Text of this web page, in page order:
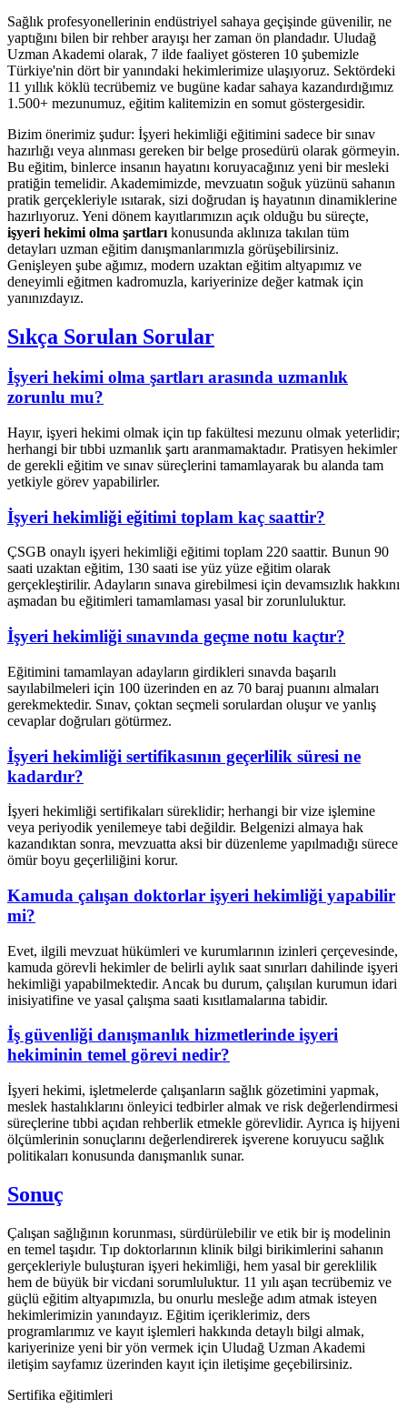
Sağlık profesyonellerinin endüstriyel sahaya geçişinde güvenilir, ne
yaptığını bilen bir rehber arayışı her zaman ön plandadır. Uludağ
Uzman Akademi olarak, 7 ilde faaliyet gösteren 10 şubemizle
Türkiye'nin dört bir yanındaki hekimlerimize ulaşıyoruz. Sektördeki
11 yıllık köklü tecrübemiz ve bugüne kadar sahaya kazandırdığımız
1.500+ mezunumuz, eğitim kalitemizin en somut göstergesidir.
Bizim önerimiz şudur: İşyeri hekimliği eğitimini sadece bir sınav
hazırlığı veya alınması gereken bir belge prosedürü olarak görmeyin.
Bu eğitim, binlerce insanın hayatını koruyacağınız yeni bir mesleki
pratiğin temelidir. Akademimizde, mevzuatın soğuk yüzünü sahanın
pratik gerçekleriyle ısıtarak, sizi doğrudan iş hayatının dinamiklerine
hazırlıyoruz. Yeni dönem kayıtlarımızın açık olduğu bu süreçte,
işyeri hekimi olma şartları konusunda aklınıza takılan tüm
detayları uzman eğitim danışmanlarımızla görüşebilirsiniz.
Genişleyen şube ağımız, modern uzaktan eğitim altyapımız ve
deneyimli eğitmen kadromuzla, kariyerinize değer katmak için
yanınızdayız.
Sıkça Sorulan Sorular
İşyeri hekimi olma şartları arasında uzmanlık
zorunlu mu?
Hayır, işyeri hekimi olmak için tıp fakültesi mezunu olmak yeterlidir;
herhangi bir tıbbi uzmanlık şartı aranmamaktadır. Pratisyen hekimler
de gerekli eğitim ve sınav süreçlerini tamamlayarak bu alanda tam
yetkiyle görev yapabilirler.
İşyeri hekimliği eğitimi toplam kaç saattir?
ÇSGB onaylı işyeri hekimliği eğitimi toplam 220 saattir. Bunun 90
saati uzaktan eğitim, 130 saati ise yüz yüze eğitim olarak
gerçekleştirilir. Adayların sınava girebilmesi için devamsızlık hakkını
aşmadan bu eğitimleri tamamlaması yasal bir zorunluluktur.
İşyeri hekimliği sınavında geçme notu kaçtır?
Eğitimini tamamlayan adayların girdikleri sınavda başarılı
sayılabilmeleri için 100 üzerinden en az 70 baraj puanını almaları
gerekmektedir. Sınav, çoktan seçmeli sorulardan oluşur ve yanlış
cevaplar doğruları götürmez.
İşyeri hekimliği sertifikasının geçerlilik süresi ne
kadardır?
İşyeri hekimliği sertifikaları süreklidir; herhangi bir vize işlemine
veya periyodik yenilemeye tabi değildir. Belgenizi almaya hak
kazandıktan sonra, mevzuatta aksi bir düzenleme yapılmadığı sürece
ömür boyu geçerliliğini korur.
Kamuda çalışan doktorlar işyeri hekimliği yapabilir
mi?
Evet, ilgili mevzuat hükümleri ve kurumlarının izinleri çerçevesinde,
kamuda görevli hekimler de belirli aylık saat sınırları dahilinde işyeri
hekimliği yapabilmektedir. Ancak bu durum, çalışılan kurumun idari
inisiyatifine ve yasal çalışma saati kısıtlamalarına tabidir.
İş güvenliği danışmanlık hizmetlerinde işyeri
hekiminin temel görevi nedir?
İşyeri hekimi, işletmelerde çalışanların sağlık gözetimini yapmak,
meslek hastalıklarını önleyici tedbirler almak ve risk değerlendirmesi
süreçlerine tıbbi açıdan rehberlik etmekle görevlidir. Ayrıca iş hijyeni
ölçümlerinin sonuçlarını değerlendirerek işverene koruyucu sağlık
politikaları konusunda danışmanlık sunar.
Sonuç
Çalışan sağlığının korunması, sürdürülebilir ve etik bir iş modelinin
en temel taşıdır. Tıp doktorlarının klinik bilgi birikimlerini sahanın
gerçekleriyle buluşturan işyeri hekimliği, hem yasal bir gereklilik
hem de büyük bir vicdani sorumluluktur. 11 yılı aşan tecrübemiz ve
güçlü eğitim altyapımızla, bu onurlu mesleğe adım atmak isteyen
hekimlerimizin yanındayız. Eğitim içeriklerimiz, ders
programlarımız ve kayıt işlemleri hakkında detaylı bilgi almak,
kariyerinize yeni bir yön vermek için Uludağ Uzman Akademi
iletişim sayfamız üzerinden kayıt için iletişime geçebilirsiniz.
Sertifika eğitimleri